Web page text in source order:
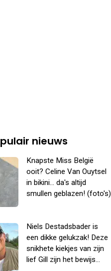
nieuws
Knapste Miss België
ooit? Celine Van Ouytsel
in bikini... da's altijd
smullen geblazen! (foto's)
Niels Destadsbader is
een dikke gelukzak! Deze
snikhete kiekjes van zijn
lief Gill zijn het bewijs...